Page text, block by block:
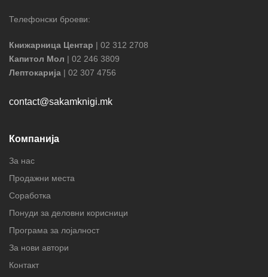
Телефонски броеви:
Книжарница Центар | 02 312 2708
Капитол Мол | 02 246 3809
Лептокарија | 02 307 4756
contact@sakamknigi.mk
Компанија
За нас
Продажни места
Соработка
Понуди за деловни корисници
Програма за лојалност
За нови автори
Контакт